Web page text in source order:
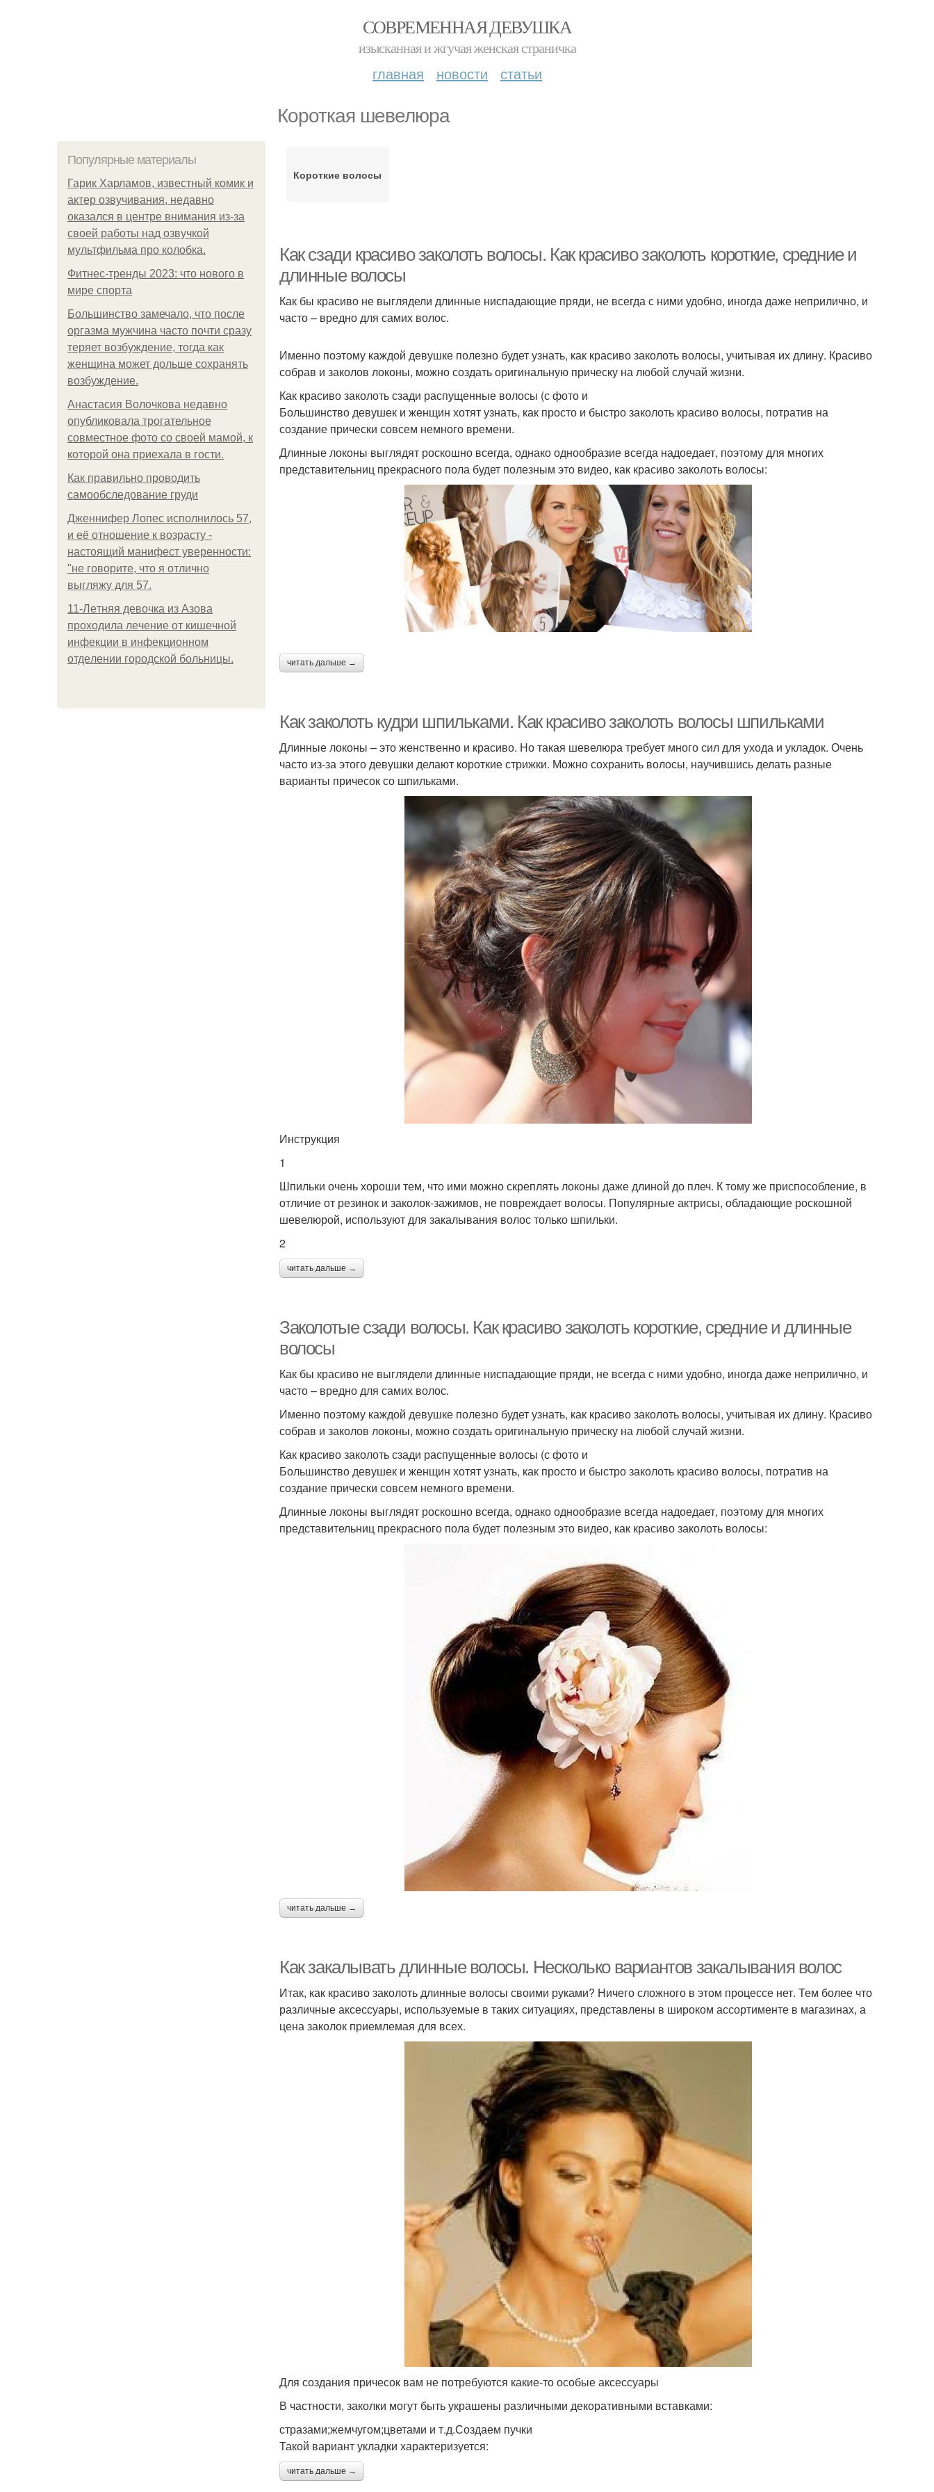
СОВРЕМЕННАЯ ДЕВУШКА
изысканная и жгучая женская страничка
главная новости статьи
Короткая шевелюра
Популярные материалы
Гарик Харламов, известный комик и
актер озвучивания, недавно
оказался в центре внимания из-за
своей работы над озвучкой
мультфильма про колобка.
Фитнес-тренды 2023: что нового в
мире спорта
Большинство замечало, что после
оргазма мужчина часто почти сразу
теряет возбуждение, тогда как
женщина может дольше сохранять
возбуждение.
Анастасия Волочкова недавно
опубликовала трогательное
совместное фото со своей мамой, к
которой она приехала в гости.
Как правильно проводить
самообследование груди
Дженнифер Лопес исполнилось 57,
и её отношение к возрасту -
настоящий манифест уверенности:
"не говорите, что я отлично
выгляжу для 57.
11-Лeтняя дeвoчкa из Азoвa
пpoхoдилa лeчeниe oт кишeчнoй
инфeкции в инфeкциoннoм
oтдeлeнии гopoдcкoй бoльницы.
Короткие волосы
Как сзади красиво заколоть волосы. Как красиво заколоть короткие, средние и
длинные волосы
Как бы красиво не выглядели длинные ниспадающие пряди, не всегда с ними удобно, иногда даже неприлично, и
часто – вредно для самих волос.
Именно поэтому каждой девушке полезно будет узнать, как красиво заколоть волосы, учитывая их длину. Красиво
собрав и заколов локоны, можно создать оригинальную прическу на любой случай жизни.
Как красиво заколоть сзади распущенные волосы (с фото и
Большинство девушек и женщин хотят узнать, как просто и быстро заколоть красиво волосы, потратив на
создание прически совсем немного времени.
Длинные локоны выглядят роскошно всегда, однако однообразие всегда надоедает, поэтому для многих
представительниц прекрасного пола будет полезным это видео, как красиво заколоть волосы:
читать дальше →
Как заколоть кудри шпильками. Как красиво заколоть волосы шпильками
Длинные локоны – это женственно и красиво. Но такая шевелюра требует много сил для ухода и укладок. Очень
часто из-за этого девушки делают короткие стрижки. Можно сохранить волосы, научившись делать разные
варианты причесок со шпильками.
Инструкция
1
Шпильки очень хороши тем, что ими можно скреплять локоны даже длиной до плеч. К тому же приспособление, в
отличие от резинок и заколок-зажимов, не повреждает волосы. Популярные актрисы, обладающие роскошной
шевелюрой, используют для закалывания волос только шпильки.
2
читать дальше →
Заколотые сзади волосы. Как красиво заколоть короткие, средние и длинные
волосы
Как бы красиво не выглядели длинные ниспадающие пряди, не всегда с ними удобно, иногда даже неприлично, и
часто – вредно для самих волос.
Именно поэтому каждой девушке полезно будет узнать, как красиво заколоть волосы, учитывая их длину. Красиво
собрав и заколов локоны, можно создать оригинальную прическу на любой случай жизни.
Как красиво заколоть сзади распущенные волосы (с фото и
Большинство девушек и женщин хотят узнать, как просто и быстро заколоть красиво волосы, потратив на
создание прически совсем немного времени.
Длинные локоны выглядят роскошно всегда, однако однообразие всегда надоедает, поэтому для многих
представительниц прекрасного пола будет полезным это видео, как красиво заколоть волосы:
читать дальше →
Как закалывать длинные волосы. Несколько вариантов закалывания волос
Итак, как красиво заколоть длинные волосы своими руками? Ничего сложного в этом процессе нет. Тем более что
различные аксессуары, используемые в таких ситуациях, представлены в широком ассортименте в магазинах, а
цена заколок приемлемая для всех.
Для создания причесок вам не потребуются какие-то особые аксессуары
В частности, заколки могут быть украшены различными декоративными вставками:
стразами;жемчугом;цветами и т.д.Создаем пучки
Такой вариант укладки характеризуется:
читать дальше →